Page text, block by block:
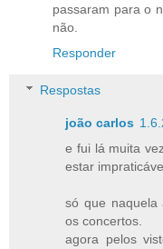
passaram para o
não.
Responder
Respostas
joão carlos
e fui lá muita
estar
só que naquela
os concertos.
agora pelos